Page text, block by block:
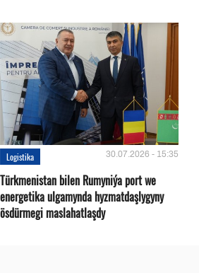
Logistika 30.07.2026 - 15:35
Türkmenistan bilen Rumyniýa port we
energetika ulgamynda hyzmatdaşlygyny
ösdürmegi maslahatlaşdy